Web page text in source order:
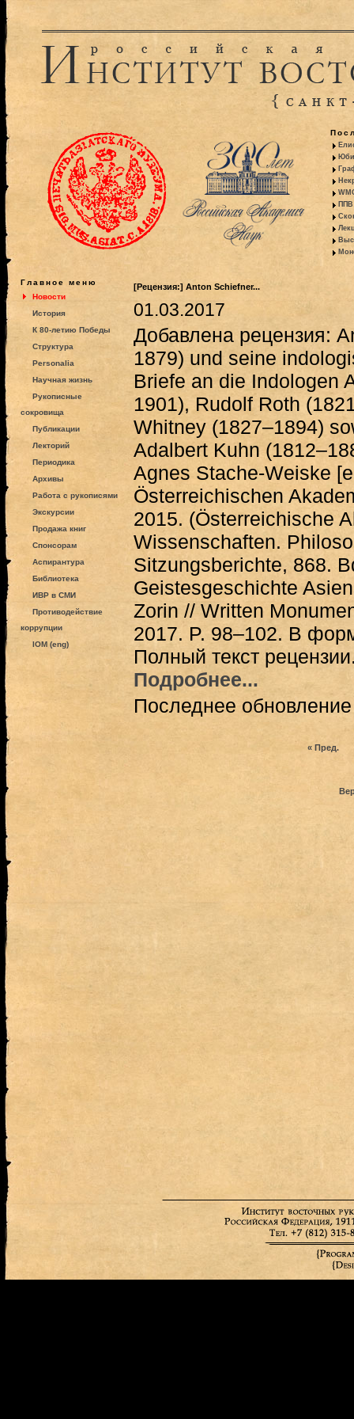
ППВ
Главное меню
Новости
История
К 80-летию Победы
Структура
Personalia
Научная жизнь
Рукописные
сокровища
Публикации
Лекторий
Периодика
Архивы
Работа с рукописями
Экскурсии
Продажа книг
Спонсорам
Аспирантура
Библиотека
ИВР в СМИ
Противодействие
коррупции
IOM (eng)
[Рецензия:] Anton Schiefner...
01.03.2017
Добавлена рецензия:
1879) und seine
Briefe an die Indologen
1901), Rudolf Roth
Whitney (1827–1894)
Adalbert Kuhn
Agnes Stache-Weiske
Österreichischen
2015. (Österreichische
Wissenschaften.
Sitzungsberichte, 868.
Geistesgeschichte
Zorin // Written
2017. P. 98–102. В
Полный текст
Подробнее...
Последнее
« Пред.